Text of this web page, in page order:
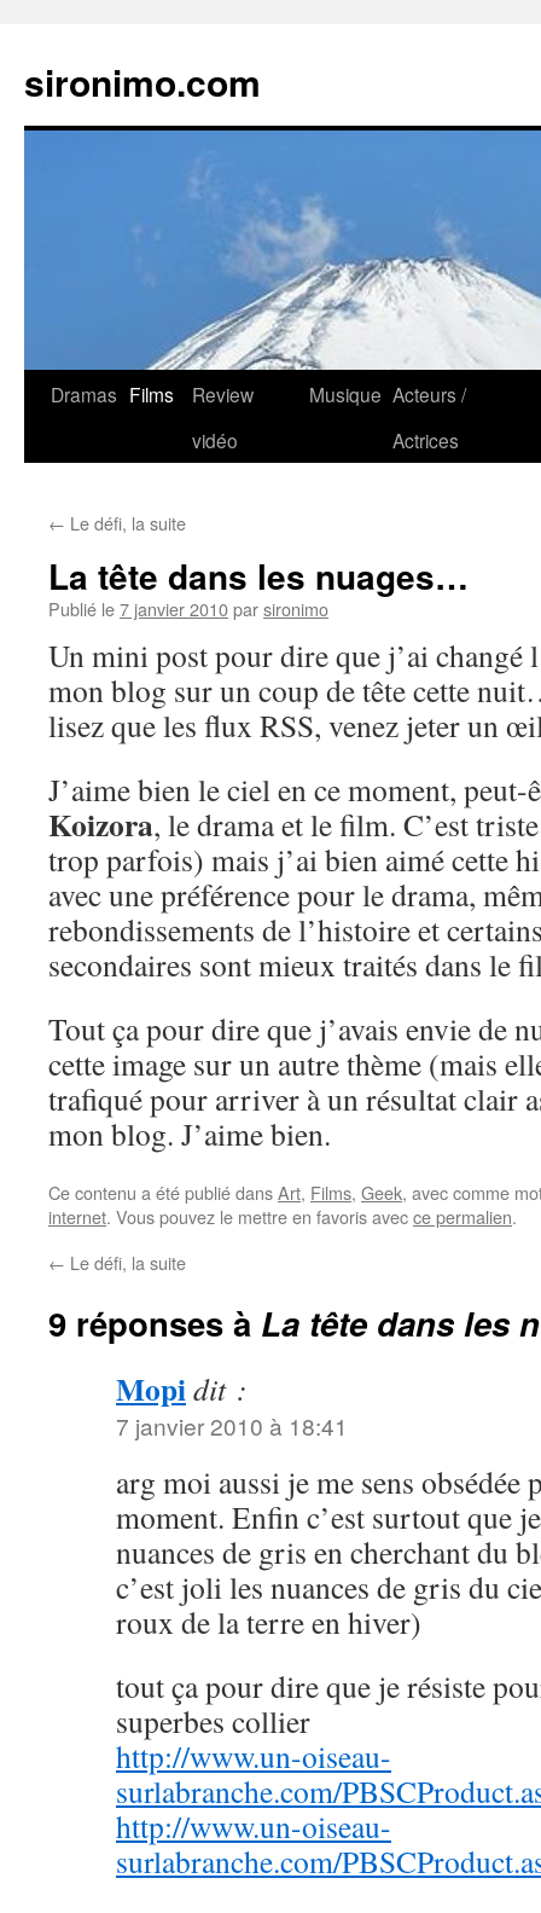
sironimo.com
Aller
Dramas Films
Review
vidéo
Musique Acteurs /
Actrices
← Le défi, la suite
La tête dans les nuages…
Publié le7 janvier 2010parsironimo
Un mini post pour dire que j’ai changé
mon blog sur un coup de tête cette
lisez que les flux RSS, venez jeter un
J’aime bien le ciel en ce moment,
Koizora, le drama et le film. C’est
trop parfois) mais j’ai bien aimé cette
avec une préférence pour le drama,
rebondissements de l’histoire et
secondaires sont mieux traités dans le
Tout ça pour dire que j’avais envie de
cette image sur un autre thème (mais
trafiqué pour arriver à un résultat clair
mon blog. J’aime bien.
Ce contenu a été publié dansArt, Films, Geek, avec comme
internet. Vous pouvez le mettre en favoris avecce permalien.
← Le défi, la suite
9 réponses à La tête dans les
Mopidit :
7 janvier 2010 à 18:41
arg moi aussi je me sens obsédée
moment. Enfin c’est surtout que
nuances de gris en cherchant du
c’est joli les nuances de gris du
roux de la terre en hiver)
tout ça pour dire que je résiste
superbes collier
http://www.un-oiseau-
surlabranche.com/
http://www.un-oiseau-
surlabranche.com/